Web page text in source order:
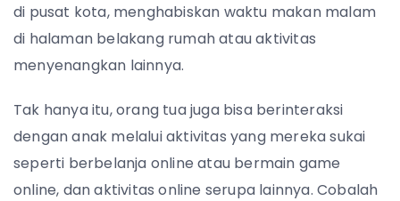
di pusat kota, menghabiskan waktu makan malam
di halaman belakang rumah atau aktivitas
menyenangkan lainnya.
Tak hanya itu, orang tua juga bisa berinteraksi
dengan anak melalui aktivitas yang mereka sukai
seperti berbelanja online atau bermain game
online, dan aktivitas online serupa lainnya. Cobalah